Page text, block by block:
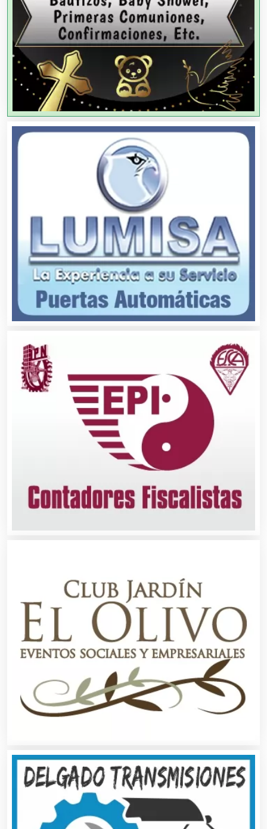
Agencias de Publicidad
Agencias de Viajes
Agricultores
Agricultura y Ganadería
Agua Purificada
Aire Acondicionado
Alarmas
Alimentos
Almacenaje
Alquiler de Trajes de Etiqueta
Alta Costura
Aluminio
Análisis Clínicos